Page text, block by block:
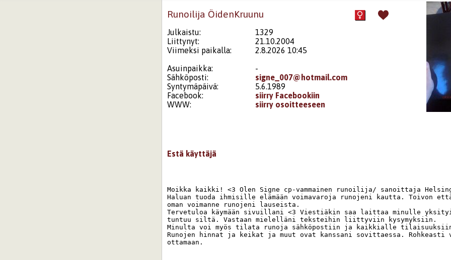
Runoilija ÖidenKruunu
Julkaistu:
1329
Liittynyt:
21.10.2004
Viimeksi paikalla:
2.8.2026 10:45
Asuinpaikka:
-
Sähköposti:
signe_007@hotmail.com
Syntymäpäivä:
5.6.1989
Facebook:
siirry Facebookiin
WWW:
siirry osoitteeseen
Estä käyttäjä
Moikka kaikki! <3 Olen Signe cp-vammainen runoilija/ sanoittaja
Haluan tuoda ihmisille elämään voimavaroja runojeni kautta. Toivon
oman voimanne runojeni lauseista.
Tervetuloa käymään sivuillani <3 Viestiäkin saa laittaa minulle
tuntuu siltä. Vastaan mielelläni teksteihin liittyviin kysymyksiin.
Minulta voi myös tilata runoja sähköpostiin ja kaikkialle
Runojen hinnat ja keikat ja muut ovat kanssani sovittaessa. Rohkeasti
ottamaan.